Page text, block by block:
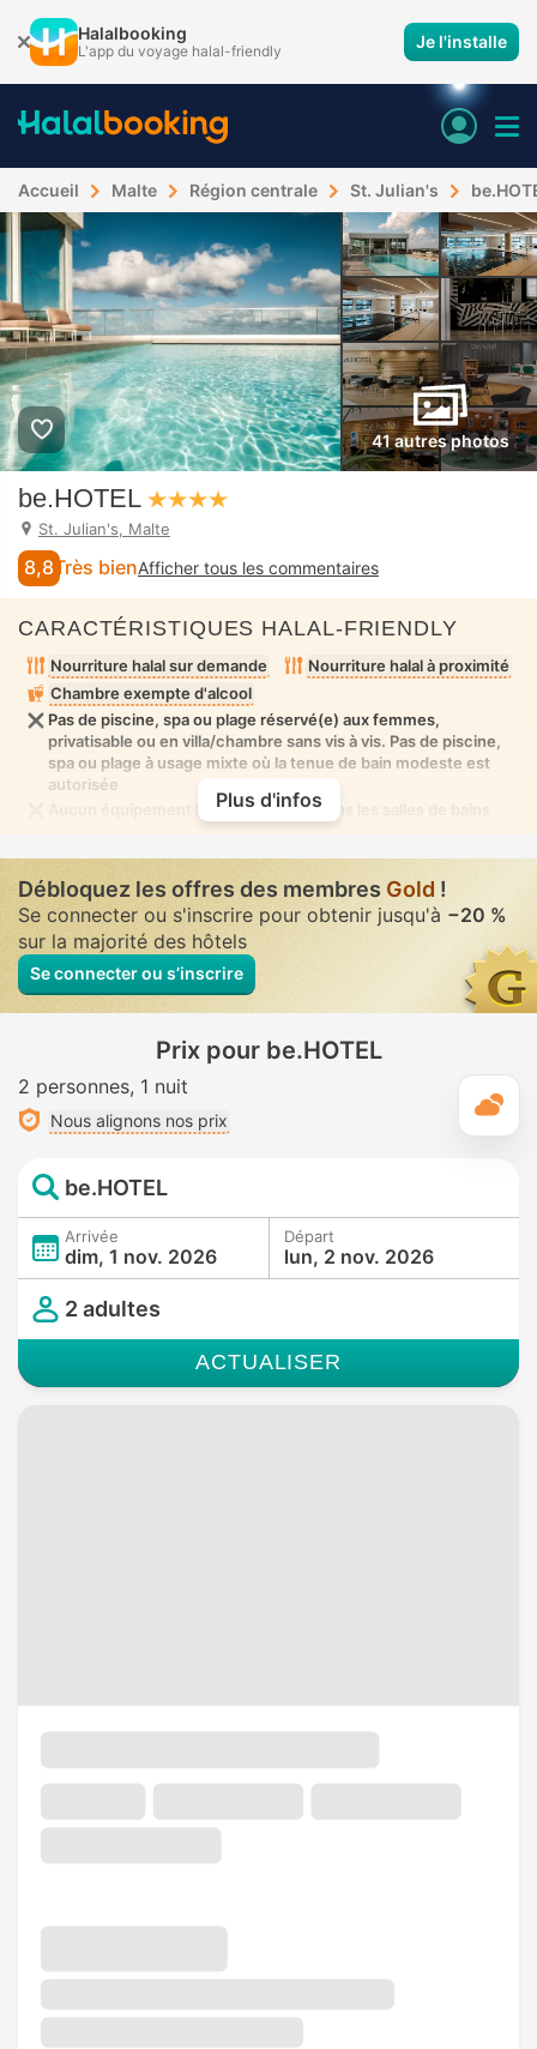
Halalbooking
L'app du voyage halal-friendly Je l'installe
Accueil Malte Région centrale St. Julian's
41 autres photos
be.HOTEL
St. Julian's, Malte
8,8 Très bienAfficher tous les commentaires
CARACTÉRISTIQUES HALAL-FRIENDLY
Nourriture halal sur demande
Nourriture halal à proximité
Chambre exempte d'alcool
Pas de piscine, spa ou plage réservé(e) aux femmes,
privatisable ou en villa/chambre sans vis à vis. Pas de piscine,
spa ou plage à usage mixte où la tenue de bain modeste est
autorisée
Aucun équipement bidet disponible dans les salles de bains
Plus d'infos
Débloquez les offres des membres Gold !
Se connecter ou s'inscrire pour obtenir jusqu'à −20 %
sur la majorité des hôtels
Se connecter ou s’inscrire
Prix pour be.HOTEL
2 personnes 1 nuit
Nous alignons nos prix
be.HOTEL
Arrivée
dim, 1 nov. 2026
Départ
lun, 2 nov. 2026
2 adultes
ACTUALISER